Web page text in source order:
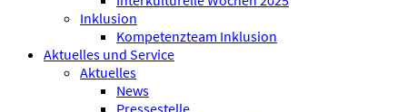
Inklusion
Kompetenzteam Inklusion
Aktuelles und Service
Aktuelles
News
Pressestelle